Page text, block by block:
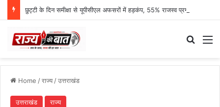
Home /राज्य/उत्तराखंड
उत्तराखंड राज्य